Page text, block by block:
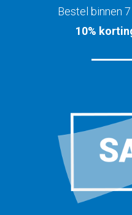
Bestel binnen
10%